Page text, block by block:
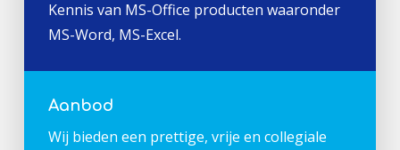
Kennis van MS-Office producten waaronder
MS-Word, MS-Excel.
Aanbod
Wij bieden een prettige, vrije en collegiale